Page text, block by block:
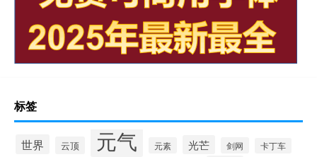
标签
世界 云顶 元气 元素 光芒 剑网 卡丁车